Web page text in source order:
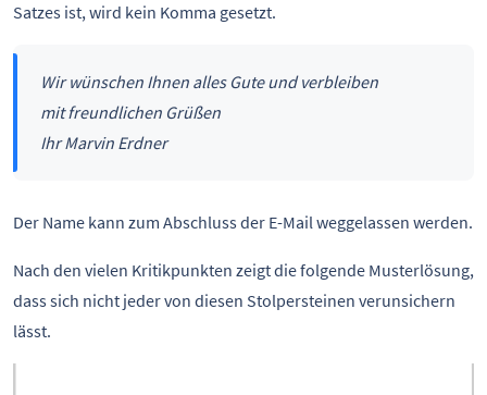
Satzes ist, wird kein Komma gesetzt.
Wir wünschen Ihnen alles Gute und verbleiben
mit freundlichen Grüßen
Ihr Marvin Erdner
Der Name kann zum Abschluss der E-Mail weggelassen werden.
Nach den vielen Kritikpunkten zeigt die folgende Musterlösung,
dass sich nicht jeder von diesen Stolpersteinen verunsichern
lässt.